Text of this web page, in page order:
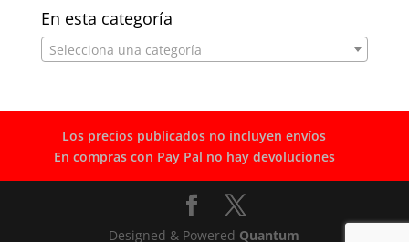
En esta categoría
Selecciona una categoría
Los precios publicados no incluyen envíos
En compras con Pay Pal no hay devoluciones
Designed & Powered Quantum